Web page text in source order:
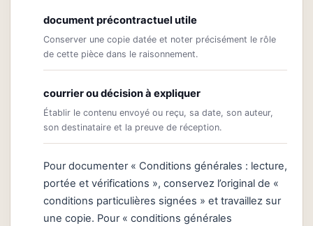
document précontractuel utile
Conserver une copie datée et noter précisément le rôle
de cette pièce dans le raisonnement.
courrier ou décision à expliquer
Établir le contenu envoyé ou reçu, sa date, son auteur,
son destinataire et la preuve de réception.
Pour documenter « Conditions générales : lecture,
portée et vérifications », conservez l’original de «
conditions particulières signées » et travaillez sur
une copie. Pour « conditions générales